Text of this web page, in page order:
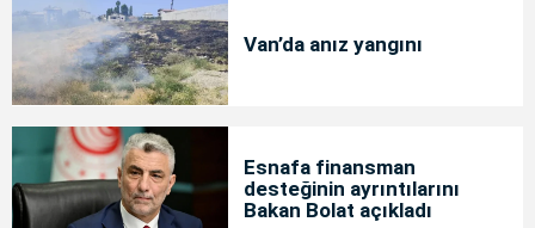
Van’da anız yangını
Esnafa finansman
desteğinin ayrıntılarını
Bakan Bolat açıkladı